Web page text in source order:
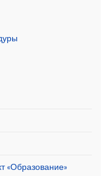
«Образование»